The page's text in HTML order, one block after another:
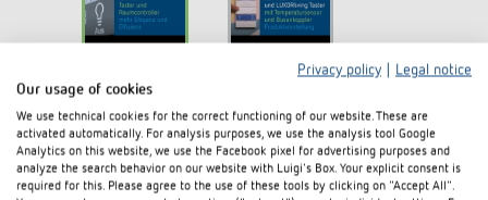
Zubehör
Privacy policy
Legal notice
Our usage of cookies
We use technical cookies for the correct functioning of our website. These are
activated automatically. For analysis purposes, we use the analysis tool Google
Analytics on this website, we use the Facebook pixel for advertising purposes and
analyze the search behavior on our website with Luigi's Box. Your explicit consent is
required for this. Please agree to the use of these tools by clicking on "Accept All".